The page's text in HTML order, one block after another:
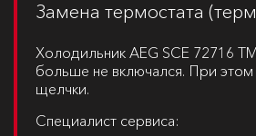
Замена термостата
Холодильник AEG SCE 72716 TM
больше не включался. При этом
щелчки.
Специалист сервиса: